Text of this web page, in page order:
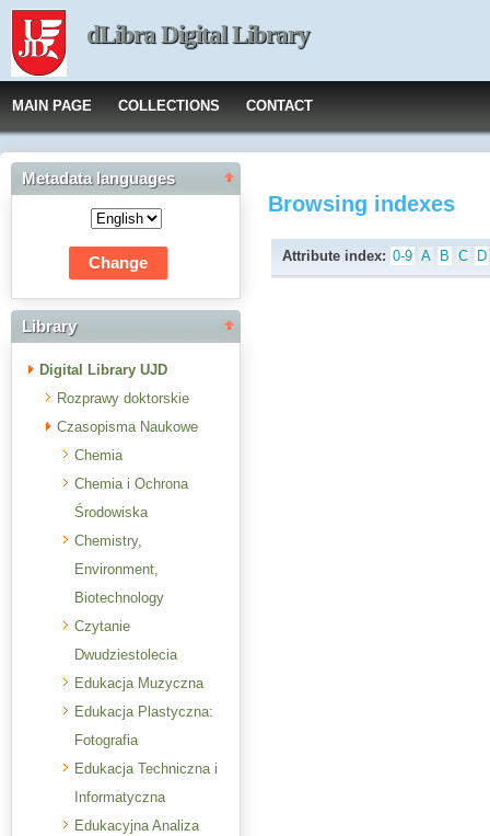
dLibra Digital Library
MAIN PAGE COLLECTIONS CONTACT
Metadata languages
Library
Digital Library UJD
Rozprawy doktorskie
Czasopisma Naukowe
Chemia
Chemia i Ochrona
Środowiska
Chemistry,
Environment,
Biotechnology
Czytanie
Dwudziestolecia
Edukacja Muzyczna
Edukacja Plastyczna:
Fotografia
Edukacja Techniczna i
Informatyczna
Edukacyjna Analiza
Browsing indexes
Attribute index: 0-9 A B C D